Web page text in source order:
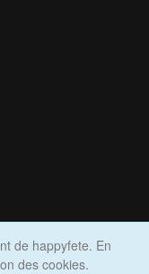
de happyfete. En
des cookies.